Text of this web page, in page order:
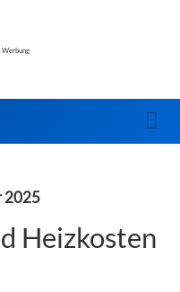
Werbung
2025
Heizkosten